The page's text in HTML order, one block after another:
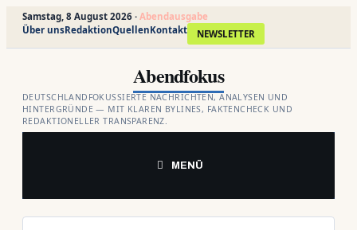
Samstag, 8 August 2026 · Abendausgabe
Über unsRedaktionQuellenKontakt NEWSLETTER
springen
Abendfokus
DEUTSCHLANDFOKUSSIERTE NACHRICHTEN, ANALYSEN UND
HINTERGRÜNDE — MIT KLAREN BYLINES, FAKTENCHECK UND
REDAKTIONELLER TRANSPARENZ.
MENÜ